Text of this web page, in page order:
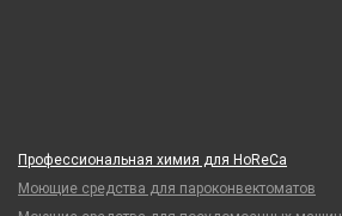
Профессиональная химия для HoReCa
Моющие средства для пароконвектоматов